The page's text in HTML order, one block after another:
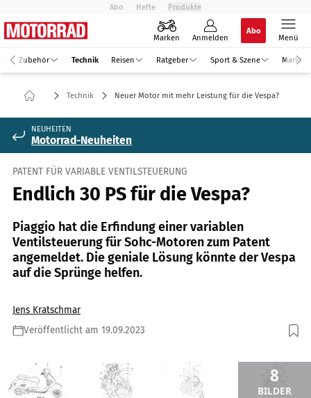
Abo Hefte Produkte
Marken Anmelden
Abo
Menü
Zubehör Technik Reisen Ratgeber Sport & Szene Markt
Technik Neuer Motor mit mehr Leistung für die Vespa?
NEUHEITEN
Motorrad-Neuheiten
PATENT FÜR VARIABLE VENTILSTEUERUNG
Endlich 30 PS für die Vespa?
Piaggio hat die Erfindung einer variablen
Ventilsteuerung für Sohc-Motoren zum Patent
angemeldet. Die geniale Lösung könnte der Vespa
auf die Sprünge helfen.
Jens Kratschmar
Veröffentlicht am 19.09.2023
8
BILDER